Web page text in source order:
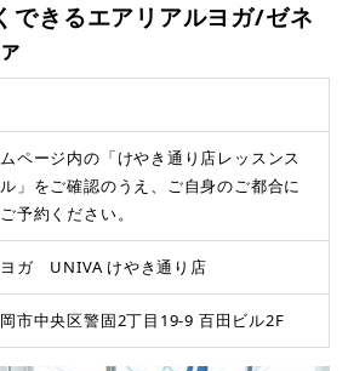
できるエアリアルヨガ/ゼネ
ページ内の「けやき通り店レッスンス
」をご確認のうえ、ご自身のご都合に
予約ください。
ガ UNIVA けやき通り店
市中央区警固2丁目19-9 百田ビル2F